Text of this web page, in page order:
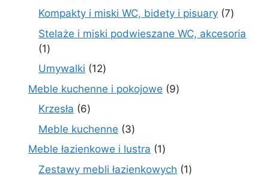
produktów
Kompakty i miski WC, bidety i pisuary 77
Stelaże i miski podwieszane WC, akcesoria
11
produkt
Umywalki 1212
produktów
Meble kuchenne i pokojowe 99
Krzesła 66
produktów
Meble kuchenne 33
produkty
Meble łazienkowe i lustra 11
produkt
Zestawy mebli łazienkowych 11